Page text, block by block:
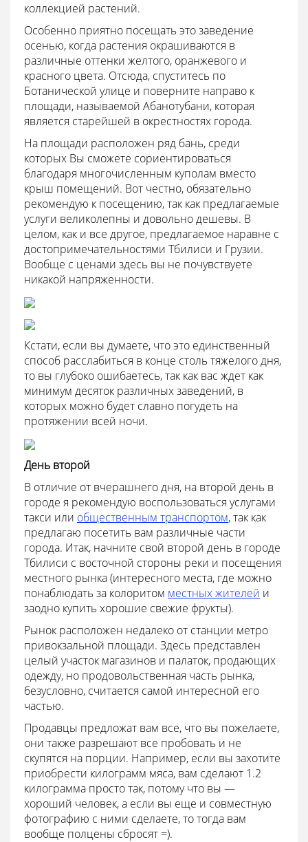
коллекцией растений.
Особенно приятно посещать это заведение
осенью, когда растения окрашиваются в
различные оттенки желтого, оранжевого и
красного цвета. Отсюда, спуститесь по
Ботанической улице и поверните направо к
площади, называемой Абанотубани, которая
является старейшей в окрестностях города.
На площади расположен ряд бань, среди
которых Вы сможете сориентироваться
благодаря многочисленным куполам вместо
крыш помещений. Вот честно, обязательно
рекомендую к посещению, так как предлагаемые
услуги великолепны и довольно дешевы. В
целом, как и все другое, предлагаемое наравне с
достопримечательностями Тбилиси и Грузии.
Вообще с ценами здесь вы не почувствуете
никакой напряженности.
Кстати, если вы думаете, что это единственный
способ расслабиться в конце столь тяжелого дня,
то вы глубоко ошибаетесь, так как вас ждет как
минимум десяток различных заведений, в
которых можно будет славно погудеть на
протяжении всей ночи.
День второй
В отличие от вчерашнего дня, на второй день в
городе я рекомендую воспользоваться услугами
такси или общественным транспортом, так как
предлагаю посетить вам различные части
города. Итак, начните свой второй день в городе
Тбилиси с восточной стороны реки и посещения
местного рынка (интересного места, где можно
понаблюдать за колоритом местных жителей и
заодно купить хорошие свежие фрукты).
Рынок расположен недалеко от станции метро
привокзальной площади. Здесь представлен
целый участок магазинов и палаток, продающих
одежду, но продовольственная часть рынка,
безусловно, считается самой интересной его
частью.
Продавцы предложат вам все, что вы пожелаете,
они также разрешают все пробовать и не
скупятся на порции. Например, если вы захотите
приобрести килограмм мяса, вам сделают 1.2
килограмма просто так, потому что вы —
хороший человек, а если вы еще и совместную
фотографию с ними сделаете, то тогда вам
вообще полцены сбросят =).